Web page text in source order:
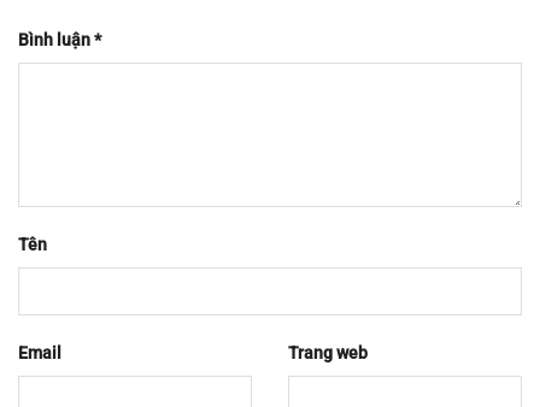
Bình luận*
Tên
Email Trang web